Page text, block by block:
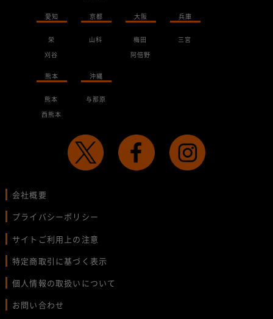
愛知 京都 大阪 兵庫
栄 山科 梅田
三宮
刈谷
阿倍野
熊本 沖縄
熊本
与那原
西熊本
会社概要
プライバシーポリシー
サイトご利用上の注意
特定商取引に基づく表示
個人情報の取扱いについて
お問い合わせ